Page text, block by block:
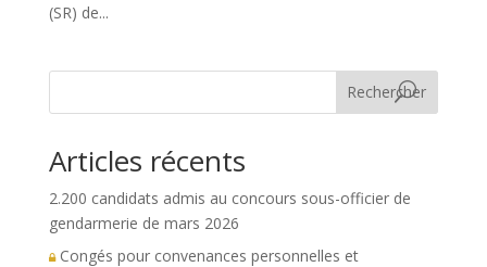
(SR) de...
Rechercher
Articles récents
2.200 candidats admis au concours sous-officier de
gendarmerie de mars 2026
Congés pour convenances personnelles et